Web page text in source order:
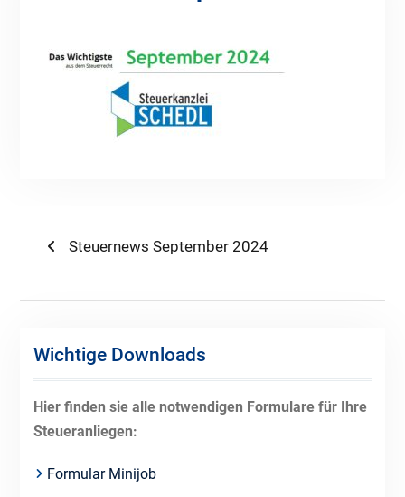
Beitragsnavigation
Previous
Steuernews September 2024
Wichtige Downloads
Hier finden sie alle notwendigen Formulare für Ihre
Steueranliegen:
Formular Minijob